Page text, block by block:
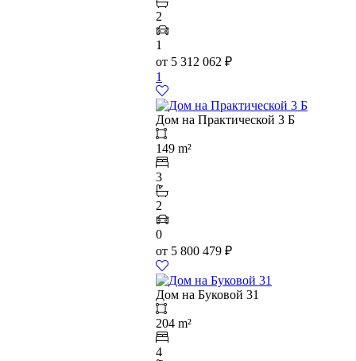
2
1
от 5 312 062 ₽
1
Дом на Практической 3 Б
149 m²
3
2
0
от 5 800 479 ₽
Дом на Буковой 31
204 m²
4